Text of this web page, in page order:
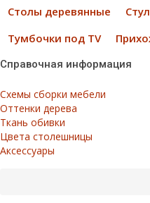
Столы деревянные
Тумбочки под TV
Справочная информация
Схемы сборки мебели
Оттенки дерева
Ткань обивки
Цвета столешницы
Аксессуары